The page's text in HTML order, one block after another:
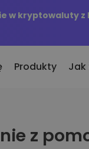
w kryptowaluty z
dodane
dodane do
Produkty Jak
z